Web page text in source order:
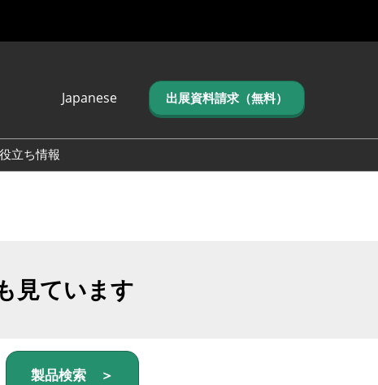
Japanese
English
简体中文
出展資料請求（無料）
立ち情報
見ています
製品検索 ＞